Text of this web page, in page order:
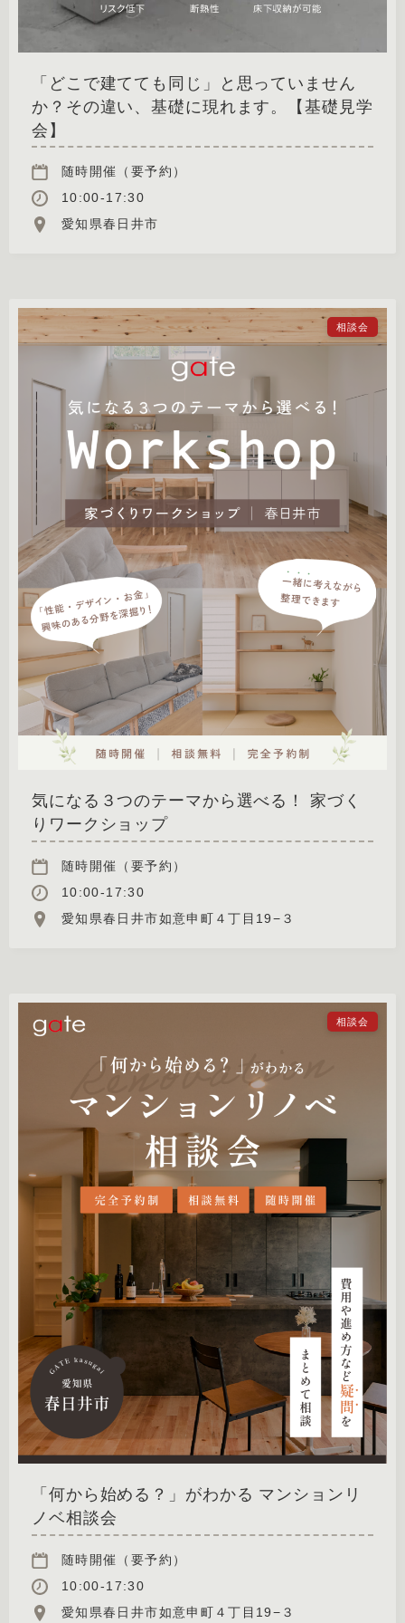
「どこで建てても同じ」と思っていません
か？その違い、基礎に現れます。【基礎見学
会】
随時開催（要予約）
10:00-17:30
愛知県春日井市
相談会
気になる３つのテーマから選べる！ 家づく
りワークショップ
随時開催（要予約）
10:00-17:30
愛知県春日井市如意申町４丁目19−３
相談会
「何から始める？」がわかる マンションリ
ノベ相談会
随時開催（要予約）
10:00-17:30
愛知県春日井市如意申町４丁目19−３